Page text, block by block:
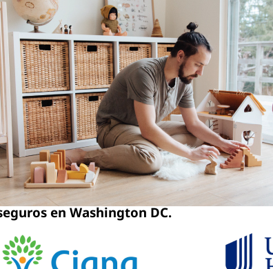
en Washington DC.